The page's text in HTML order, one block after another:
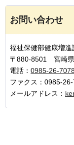
お問い合わせ
福祉保健部健康増
〒880-8501 宮崎
電話： 0985-26-7078
ファクス：0985-
メールアドレス：